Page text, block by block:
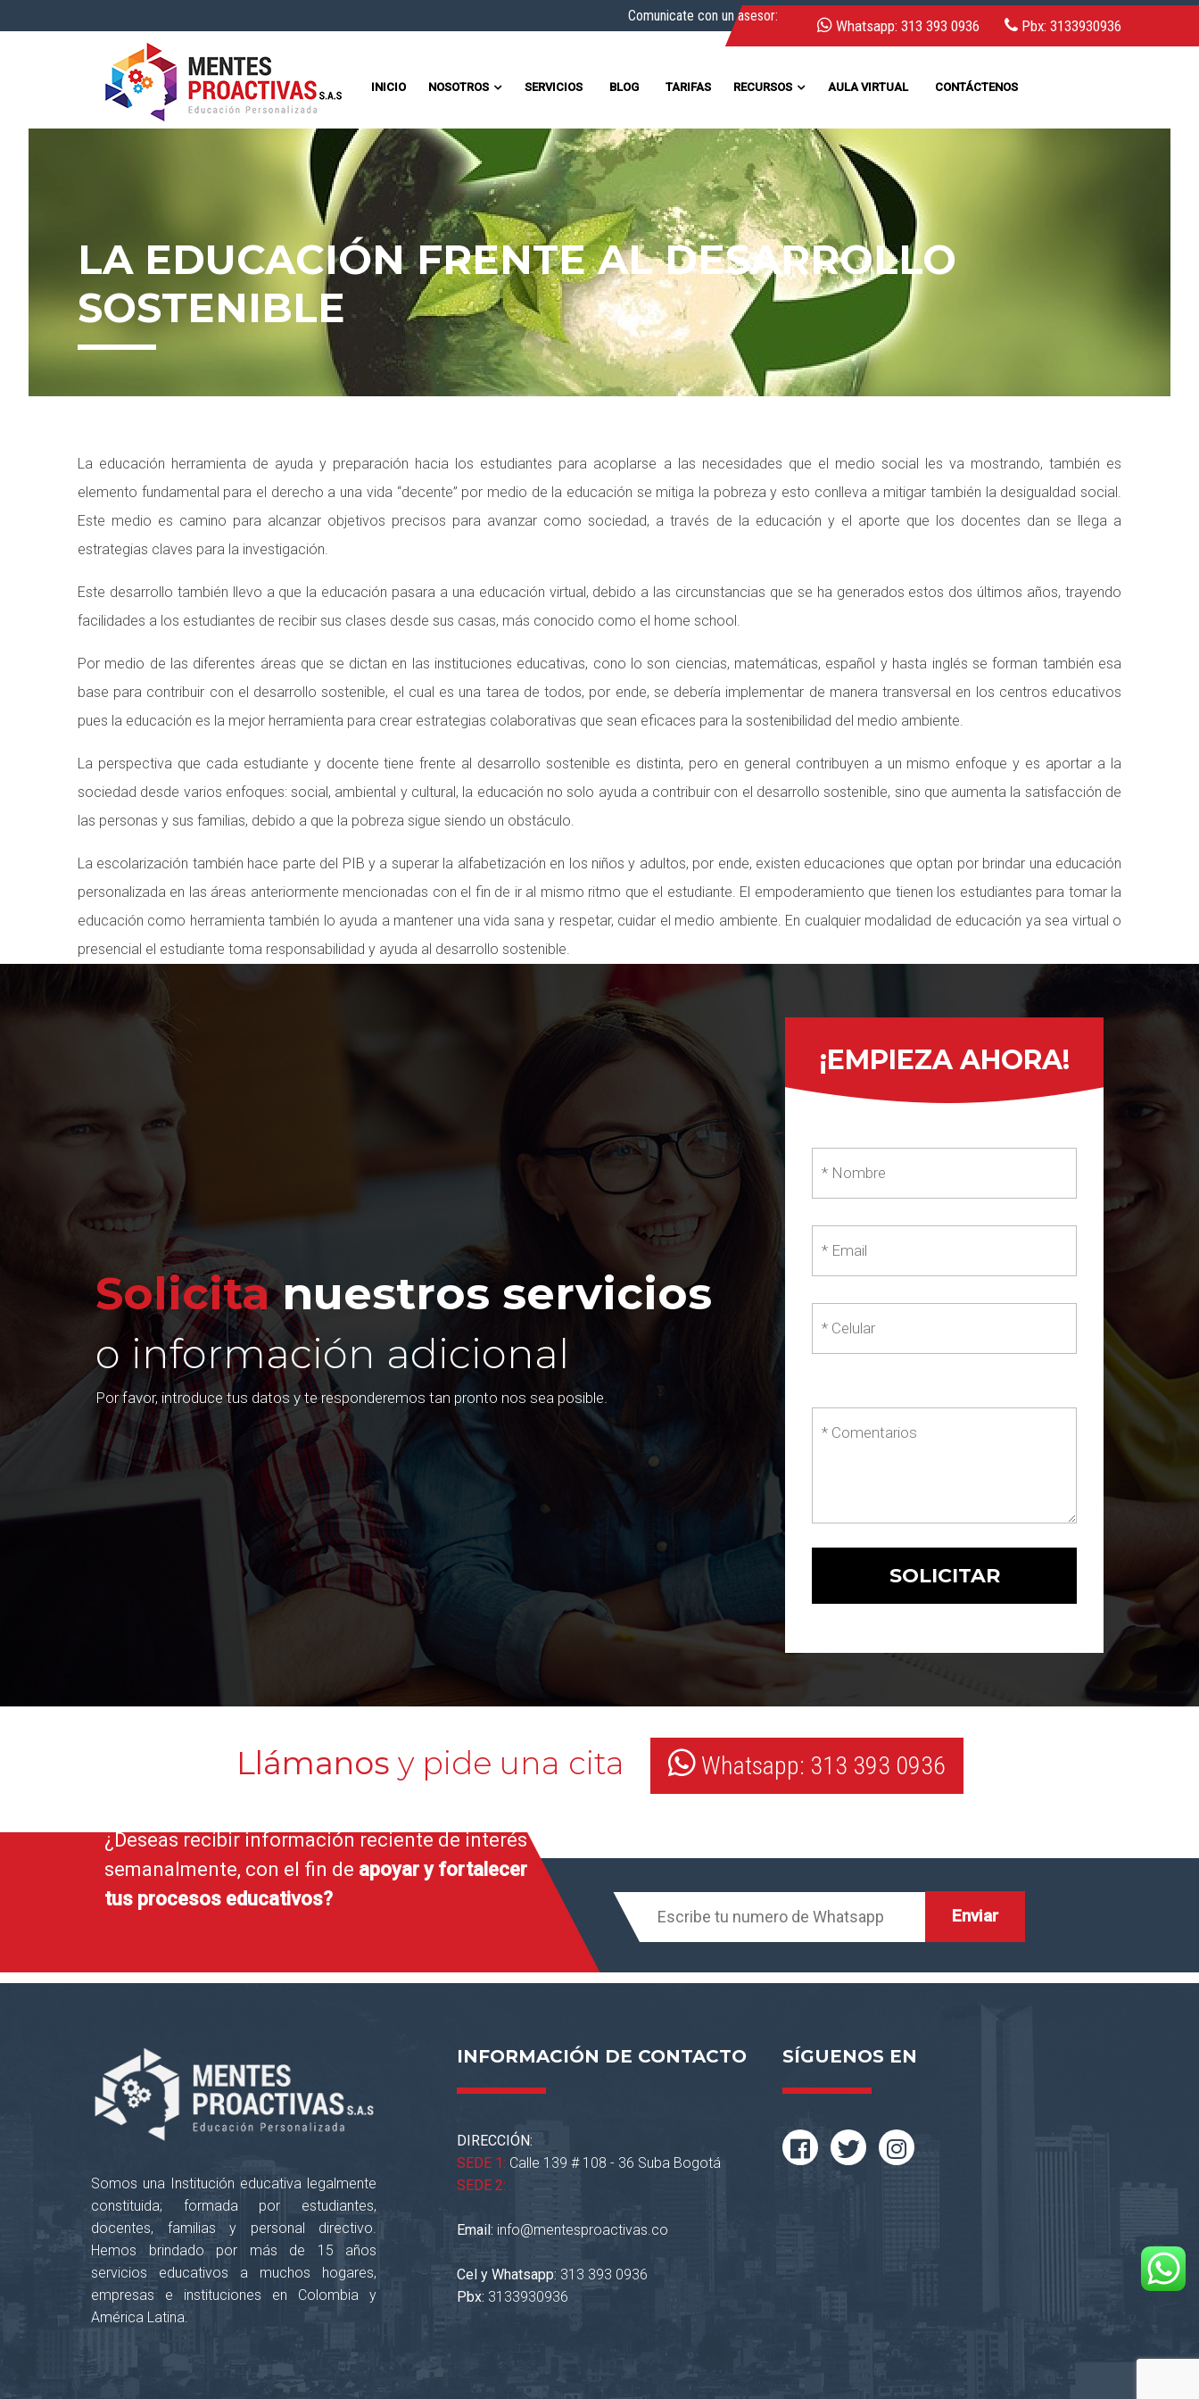
Comunicate con un asesor:
Whatsapp: 313 393 0936 Pbx: 3133930936
INICIO NOSOTROS SERVICIOS BLOG TARIFAS RECURSOS AULA VIRTUAL CONTÁCTENOS
LA EDUCACIÓN FRENTE AL DESARROLLO
SOSTENIBLE
La educación herramienta de ayuda y preparación hacia los estudiantes para acoplarse a las necesidades que el medio social les va mostrando, también es
elemento fundamental para el derecho a una vida “decente” por medio de la educación se mitiga la pobreza y esto conlleva a mitigar también la desigualdad social.
Este medio es camino para alcanzar objetivos precisos para avanzar como sociedad, a través de la educación y el aporte que los docentes dan se llega a
estrategias claves para la investigación.
Este desarrollo también llevo a que la educación pasara a una educación virtual, debido a las circunstancias que se ha generados estos dos últimos años, trayendo
facilidades a los estudiantes de recibir sus clases desde sus casas, más conocido como el home school.
Por medio de las diferentes áreas que se dictan en las instituciones educativas, cono lo son ciencias, matemáticas, español y hasta inglés se forman también esa
base para contribuir con el desarrollo sostenible, el cual es una tarea de todos, por ende, se debería implementar de manera transversal en los centros educativos
pues la educación es la mejor herramienta para crear estrategias colaborativas que sean eficaces para la sostenibilidad del medio ambiente.
La perspectiva que cada estudiante y docente tiene frente al desarrollo sostenible es distinta, pero en general contribuyen a un mismo enfoque y es aportar a la
sociedad desde varios enfoques: social, ambiental y cultural, la educación no solo ayuda a contribuir con el desarrollo sostenible, sino que aumenta la satisfacción de
las personas y sus familias, debido a que la pobreza sigue siendo un obstáculo.
La escolarización también hace parte del PIB y a superar la alfabetización en los niños y adultos, por ende, existen educaciones que optan por brindar una educación
personalizada en las áreas anteriormente mencionadas con el fin de ir al mismo ritmo que el estudiante. El empoderamiento que tienen los estudiantes para tomar la
educación como herramienta también lo ayuda a mantener una vida sana y respetar, cuidar el medio ambiente. En cualquier modalidad de educación ya sea virtual o
presencial el estudiante toma responsabilidad y ayuda al desarrollo sostenible.
Solicitanuestros servicios
o información adicional
Por favor, introduce tus datos y te responderemos tan pronto nos sea posible.
¡EMPIEZA AHORA!
Llámanos y pide una cita Whatsapp: 313 393 0936
¿Deseas recibir información reciente de interés
semanalmente, con el fin de apoyar y fortalecer
tus procesos educativos?
Somos una Institución educativa legalmente
constituida; formada por estudiantes,
docentes, familias y personal directivo.
Hemos brindado por más de 15 años
servicios educativos a muchos hogares,
empresas e instituciones en Colombia y
América Latina.
INFORMACIÓN DE CONTACTO
DIRECCIÓN:
SEDE 1: Calle 139 # 108 - 36 Suba Bogotá
SEDE 2:
Email: info@mentesproactivas.co
Cel y Whatsapp: 313 393 0936
Pbx: 3133930936
SÍGUENOS EN